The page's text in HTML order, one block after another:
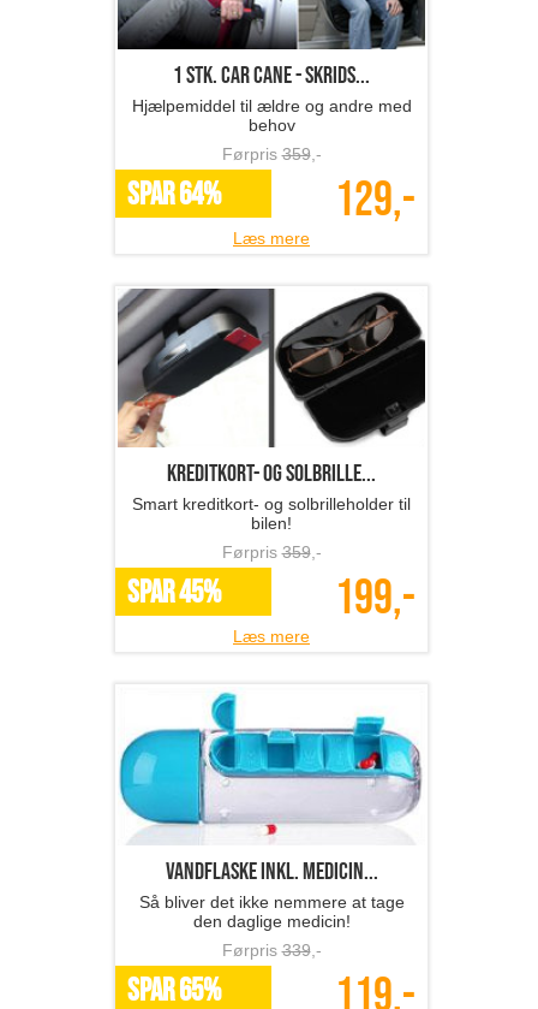
1 stk. Car Cane - skrids...
Hjælpemiddel til ældre og andre med
behov
Førpris359,-
SPAR 64% 129,-
Læs mere
kreditkort- og solbrille...
Smart kreditkort- og solbrilleholder til
bilen!
Førpris359,-
SPAR 45% 199,-
Læs mere
Vandflaske inkl. medicin...
Så bliver det ikke nemmere at tage
den daglige medicin!
Førpris339,-
SPAR 65% 119,-